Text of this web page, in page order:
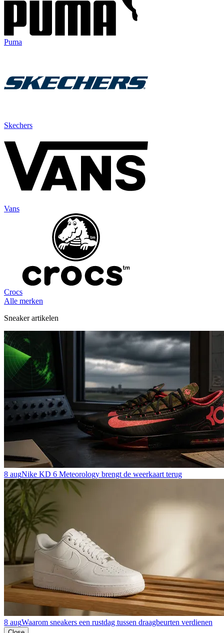
Puma
Skechers
Vans
Crocs
Alle merken
Sneaker artikelen
8 augNike KD 6 Meteorology brengt de weerkaart terug
8 augWaarom sneakers een rustdag tussen draagbeurten verdienen